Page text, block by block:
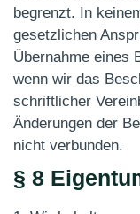
begrenzt. In
gesetzlichen
Übernahme eines
wenn wir das
schriftlicher
Änderungen der
nicht verbunden.
§ 8